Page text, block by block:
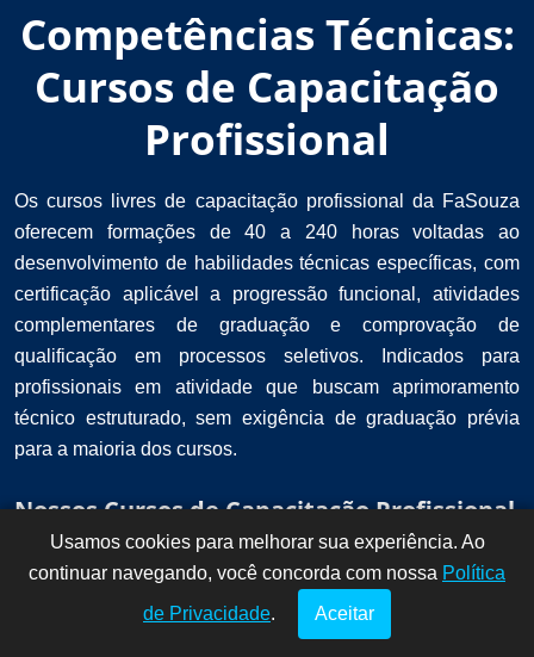
Competências Técnicas:
Cursos de Capacitação
Profissional
Os cursos livres de capacitação profissional da FaSouza
oferecem formações de 40 a 240 horas voltadas ao
desenvolvimento de habilidades técnicas específicas, com
certificação aplicável a progressão funcional, atividades
complementares de graduação e comprovação de
qualificação em processos seletivos. Indicados para
profissionais em atividade que buscam aprimoramento
técnico estruturado, sem exigência de graduação prévia
para a maioria dos cursos.
Nossos Cursos de Capacitação Profissional
!
Dúvidas? Fale
conosco por
aqui!
Usamos cookies para melhorar sua experiência. Ao
continuar navegando, você concorda com nossa Política
de Privacidade. Aceitar